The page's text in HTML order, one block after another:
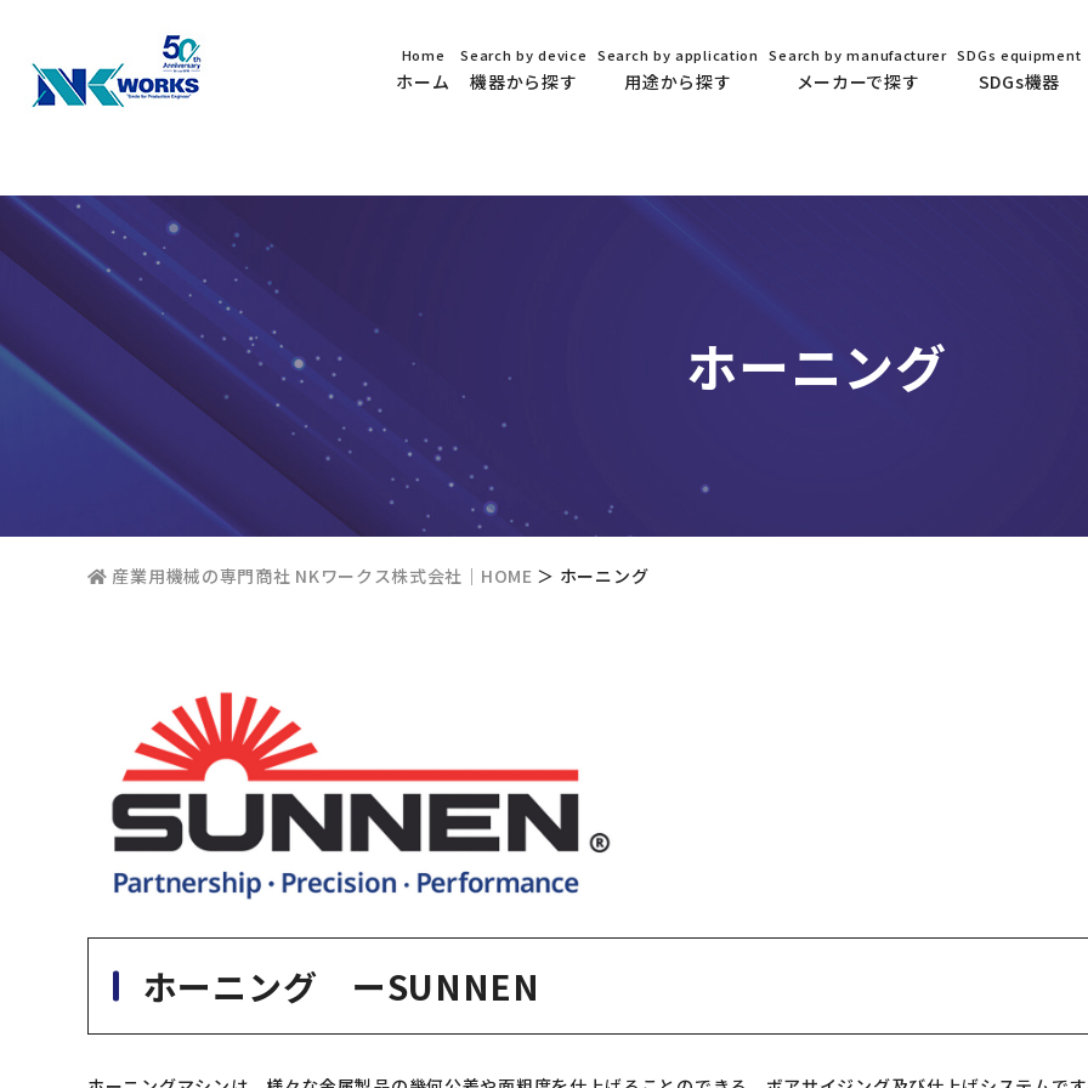
Home
ホーム
Search by device
機器から探す
Search by application
用途から探す
Search by manufacturer
メーカーで探す
SDGs equipment
SDGs機器
ホーニング
産業用機械の専門商社 NKワークス株式会社｜HOME ＞ ホーニング
ホーニング ーSUNNEN